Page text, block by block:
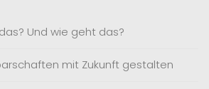
Und wie geht das?
mit Zukunft gestalten